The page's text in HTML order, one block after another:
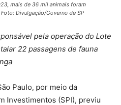
mais de 36 mil animais foram
Divulgação/Governo de SP
pela operação do Lote
22 passagens de fauna
Paulo, por meio da
Investimentos (SPI), previu